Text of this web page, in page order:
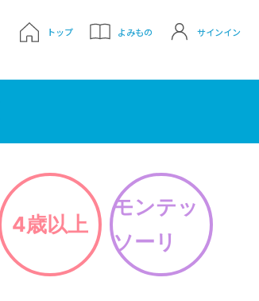
トップ よみもの サインイン
4歳以上
モンテッ
ソーリ